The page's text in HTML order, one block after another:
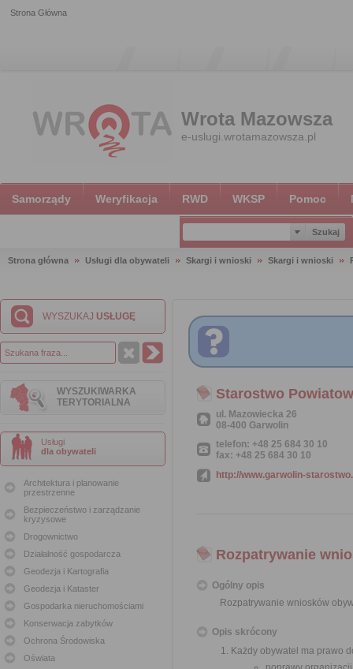
Strona Główna
Wrota Mazowsza
e-uslugi.wrotamazowsza.pl
Samorządy Weryfikacja RWD WKSP Pomoc
Strona główna Usługi dla obywateli Skargi i wnioski Skargi i wnioski
WYSZUKAJ USŁUGĘ
WYSZUKIWARKA
TERYTORIALNA
Usługi
dla obywateli
Architektura i planowanie
przestrzenne
Bezpieczeństwo i zarządzanie
kryzysowe
Drogownictwo
Działalność gospodarcza
Geodezja i Kartografia
Geodezja i Kataster
Gospodarka nieruchomościami
Konserwacja zabytków
Ochrona Środowiska
Oświata
Starostwo
ul. Mazowiecka 26
08-400 Garwolin
telefon: +48 25 684 30 10
fax: +48 25 684 30 10
http://www.garwolin-
Rozpatrywanie
Ogólny opis
Rozpatrywanie wniosków
Opis skrócony
Każdy obywatel ma prawo